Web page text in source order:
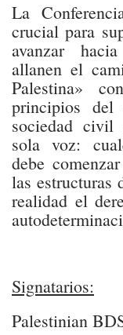
La
crucial para
avanzar
allanen el
Palestina»
principios del
sociedad civil
sola voz:
debe
las estructuras
realidad el
Signatarios:
Palestinian